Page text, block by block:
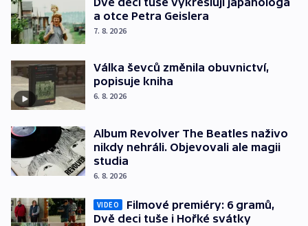
a otce Petra Geislera
7. 8. 2026
Válka ševců změnila obuvnictví,
popisuje kniha
6. 8. 2026
Album Revolver The Beatles naživo
nikdy nehráli. Objevovali ale magii
studia
6. 8. 2026
VIDEO
Filmové premiéry: 6 gramů,
Dvě deci tuše i Hořké svátky